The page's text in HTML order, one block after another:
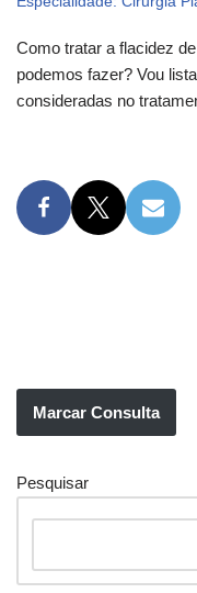
Como tratar a flacidez
podemos fazer? Vou
consideradas no
Marcar Consulta
Pesquisar